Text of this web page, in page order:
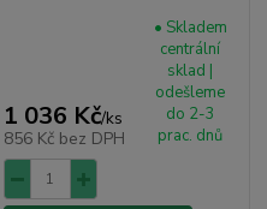
1 036 Kč/ks
856 Kč bez DPH
• Skladem
centrální
sklad |
odešleme
do 2-3
prac. dnů